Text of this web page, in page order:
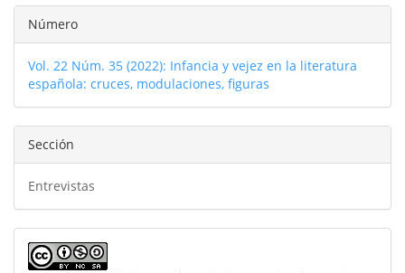
Detalles
del
artículo
Número
Vol. 22 Núm. 35 (2022): Infancia y vejez en la literatura
española: cruces, modulaciones, figuras
Sección
Entrevistas